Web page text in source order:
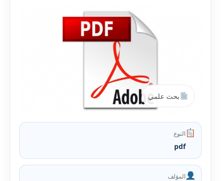
بحث علمي
النوع
pdf
المؤلف